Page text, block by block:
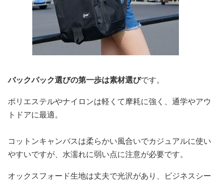
バックパック選びの第一歩は素材選びです。
ポリエステルやナイロンは軽くて摩耗に強く、通学やアウ
トドアに最適。
コットンキャンバスは柔らかい風合いでカジュアルに使い
やすいですが、水濡れに弱い点に注意が必要です。
オックスフォード生地は丈夫で光沢があり、ビジネスシー